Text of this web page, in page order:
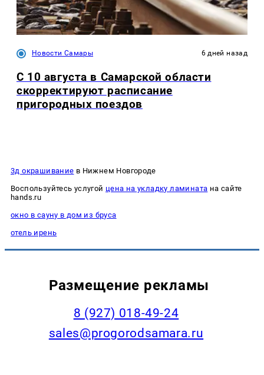
Новости Самары 6 дней назад
С 10 августа в Самарской области
скорректируют расписание
пригородных поездов
3д окрашивание в Нижнем Новгороде
Воспользуйтесь услугой цена на укладку ламината на сайте
hands.ru
окно в сауну в дом из бруса
отель ирень
Размещение рекламы
8 (927) 018-49-24
sales@progorodsamara.ru